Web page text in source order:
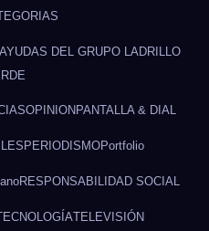
DEL GRUPO LADRILLO
OPINION PANTALLA & DIAL
PERIODISMOPortfolio
RESPONSABILIDAD SOCIAL
TELEVISIÓN